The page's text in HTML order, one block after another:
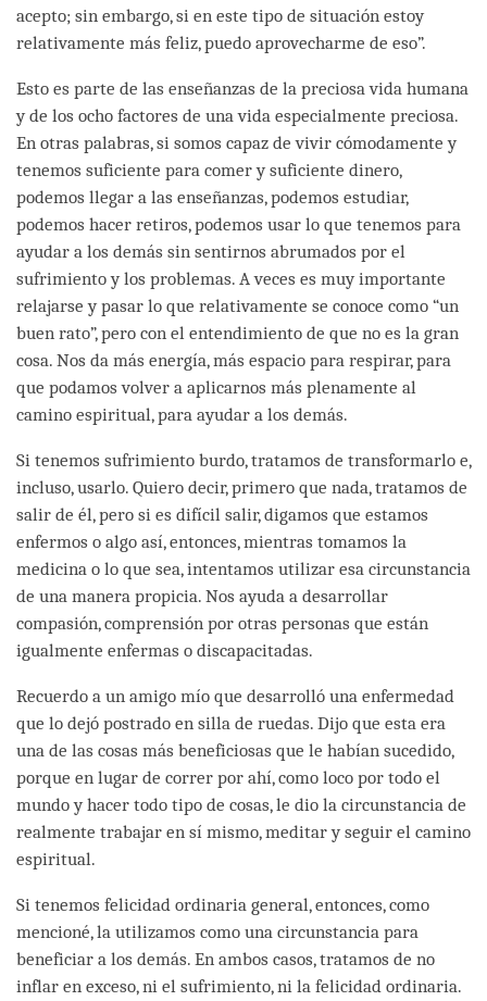
acepto; sin embargo, si en este tipo de situación estoy
relativamente más feliz, puedo aprovecharme de eso”.
Esto es parte de las enseñanzas de la preciosa vida humana
y de los ocho factores de una vida especialmente preciosa.
En otras palabras, si somos capaz de vivir cómodamente y
tenemos suficiente para comer y suficiente dinero,
podemos llegar a las enseñanzas, podemos estudiar,
podemos hacer retiros, podemos usar lo que tenemos para
ayudar a los demás sin sentirnos abrumados por el
sufrimiento y los problemas. A veces es muy importante
relajarse y pasar lo que relativamente se conoce como “un
buen rato”, pero con el entendimiento de que no es la gran
cosa. Nos da más energía, más espacio para respirar, para
que podamos volver a aplicarnos más plenamente al
camino espiritual, para ayudar a los demás.
Si tenemos sufrimiento burdo, tratamos de transformarlo e,
incluso, usarlo. Quiero decir, primero que nada, tratamos de
salir de él, pero si es difícil salir, digamos que estamos
enfermos o algo así, entonces, mientras tomamos la
medicina o lo que sea, intentamos utilizar esa circunstancia
de una manera propicia. Nos ayuda a desarrollar
compasión, comprensión por otras personas que están
igualmente enfermas o discapacitadas.
Recuerdo a un amigo mío que desarrolló una enfermedad
que lo dejó postrado en silla de ruedas. Dijo que esta era
una de las cosas más beneficiosas que le habían sucedido,
porque en lugar de correr por ahí, como loco por todo el
mundo y hacer todo tipo de cosas, le dio la circunstancia de
realmente trabajar en sí mismo, meditar y seguir el camino
espiritual.
Si tenemos felicidad ordinaria general, entonces, como
mencioné, la utilizamos como una circunstancia para
beneficiar a los demás. En ambos casos, tratamos de no
inflar en exceso, ni el sufrimiento, ni la felicidad ordinaria.